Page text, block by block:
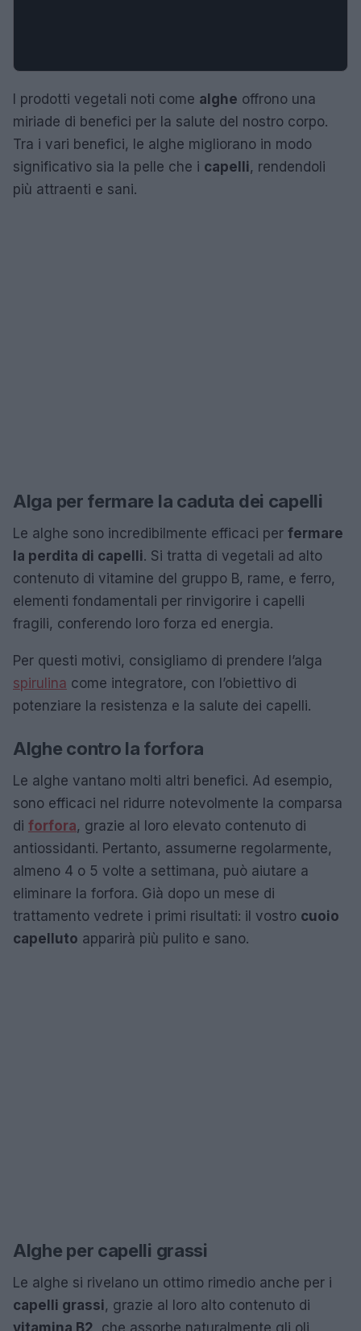
I prodotti vegetali noti come alghe offrono una
miriade di benefici per la salute del nostro corpo.
Tra i vari benefici, le alghe migliorano in modo
significativo sia la pelle che i capelli, rendendoli
più attraenti e sani.
Alga per fermare la caduta dei capelli
Le alghe sono incredibilmente efficaci per fermare
la perdita di capelli. Si tratta di vegetali ad alto
contenuto di vitamine del gruppo B, rame, e ferro,
elementi fondamentali per rinvigorire i capelli
fragili, conferendo loro forza ed energia.
Per questi motivi, consigliamo di prendere l’alga
spirulina come integratore, con l’obiettivo di
potenziare la resistenza e la salute dei capelli.
Alghe contro la forfora
Le alghe vantano molti altri benefici. Ad esempio,
sono efficaci nel ridurre notevolmente la comparsa
di forfora, grazie al loro elevato contenuto di
antiossidanti. Pertanto, assumerne regolarmente,
almeno 4 o 5 volte a settimana, può aiutare a
eliminare la forfora. Già dopo un mese di
trattamento vedrete i primi risultati: il vostro cuoio
capelluto apparirà più pulito e sano.
Alghe per capelli grassi
Le alghe si rivelano un ottimo rimedio anche per i
capelli grassi, grazie al loro alto contenuto di